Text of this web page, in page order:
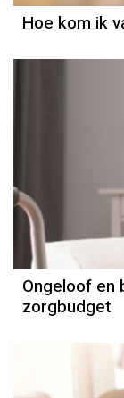
Hoe kom ik
Ongeloof en
zorgbudget